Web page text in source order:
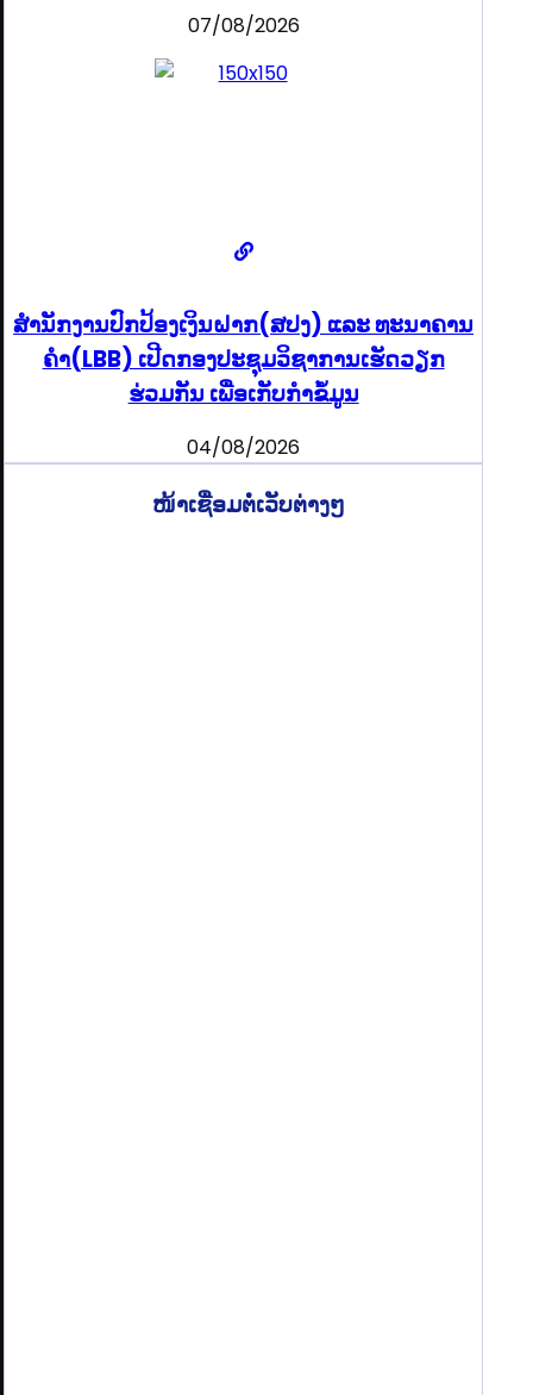
07/08/2026
ສຳນັກງານປົກປ້ອງເງິນຝາກ(ສປງ) ແລະ ທະນາຄານ
ຄຳ(LBB) ເປີດກອງປະຊຸມວິຊາການເຮັດວຽກ
ຮ່ວມກັນ ເພື່ອເກັບກຳຂໍ້ມູນ
04/08/2026
ໜ້າເຊື່ອມຕໍ່ເວັບຕ່າງໆ